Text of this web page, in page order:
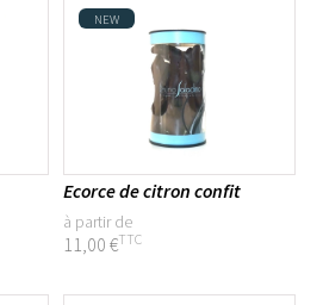
caramel
NEW
Ecorce de citron confit
à partir de
11,00 €TTC